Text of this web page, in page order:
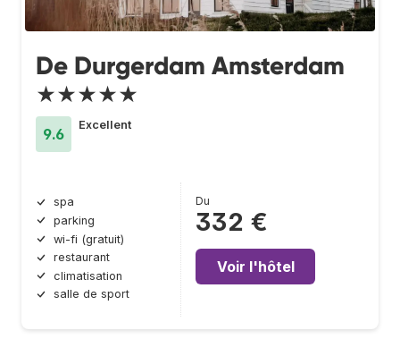
De Durgerdam Amsterdam
★★★★★
9.6
Excellent
spa
parking
wi-fi (gratuit)
restaurant
climatisation
salle de sport
Du
332 €
Voir l'hôtel